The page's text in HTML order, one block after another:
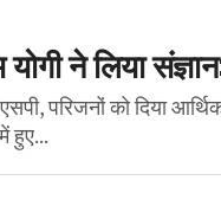
ने लिया
परिजनों को दिया
हुए...